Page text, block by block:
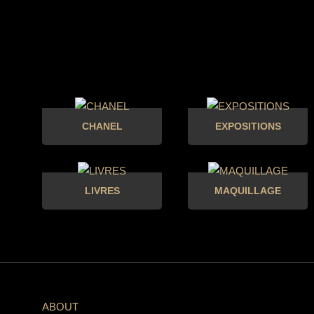
CHANEL EXPOSITIONS
LIVRES MAQUILLAGE
ABOUT